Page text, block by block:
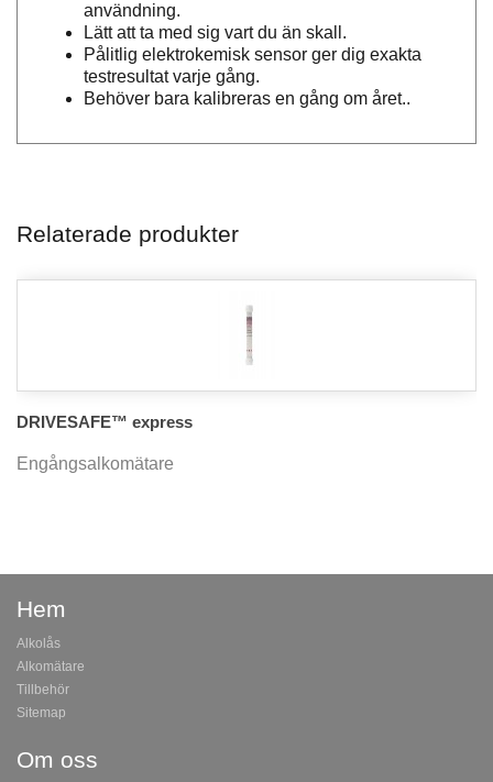
användning.
Lätt att ta med sig vart du än skall.
Pålitlig elektrokemisk sensor ger dig exakta
testresultat varje gång.
Behöver bara kalibreras en gång om året..
Relaterade produkter
DRIVESAFE™ express
Engångsalkomätare
Hem
Alkolås
Alkomätare
Tillbehör
Sitemap
Om oss